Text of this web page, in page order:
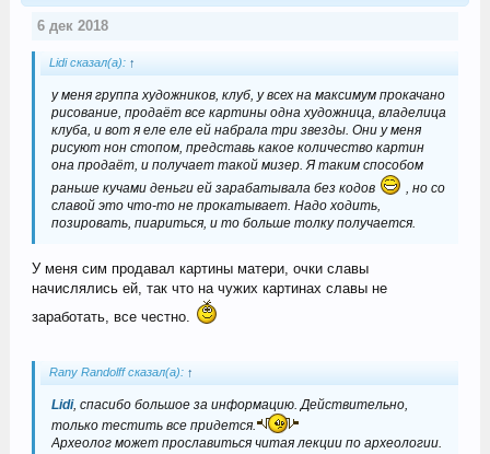
6 дек 2018
Lidi сказал(а): ↑
у меня группа художников, клуб, у всех на максимум прокачано
рисование, продаёт все картины одна художница, владелица
клуба, и вот я еле еле ей набрала три звезды. Они у меня
рисуют нон стопом, представь какое количество картин
она продаёт, и получает такой мизер. Я таким способом
раньше кучами деньги ей зарабатывала без кодов
, но со
славой это что-то не прокатывает. Надо ходить,
позировать, пиариться, и то больше толку получается.
У меня сим продавал картины матери, очки славы
начислялись ей, так что на чужих картинах славы не
заработать, все честно.
Rany Randolff сказал(а): ↑
Lidi, спасибо большое за информацию. Действительно,
только тестить все придется.
Археолог может прославиться читая лекции по археологии.